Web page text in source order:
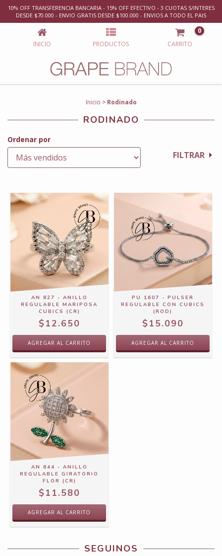
10% OFF TRANSFERENCIA BANCARIA - 15% OFF EFECTIVO - 3 CUOTAS S/INTERES
DESDE $70.000 - ENVIO GRATIS DESDE $100.000 - ENVIOS A TODO EL PAIS
RODINADO
INICIO PRODUCTOS CARRITO
0
Inicio > Rodinado
RODINADO
Ordenar por
FILTRAR
AN 827 - ANILLO
REGULABLE MARIPOSA
CUBICS (CR)
$12.650
PU 1607 - PULSER
REGULABLE CON CUBICS
(ROD)
$15.090
AN 844 - ANILLO
REGULABLE GIRATORIO
FLOR (CR)
$11.580
SEGUINOS